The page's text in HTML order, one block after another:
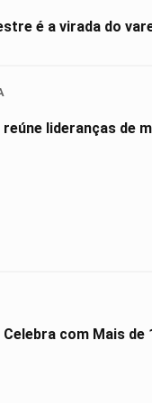
é a virada do
lideranças de
com Mais